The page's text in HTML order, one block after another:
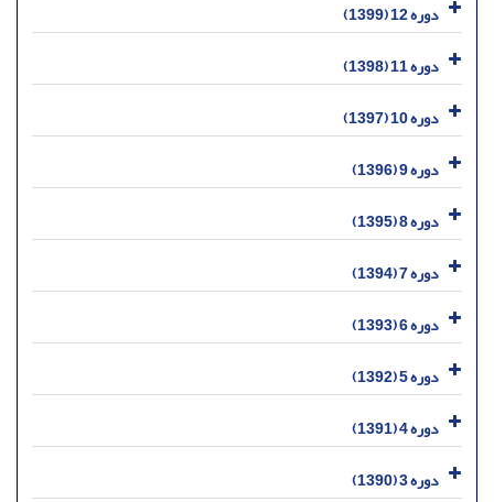
دوره 12 (1399)
دوره 11 (1398)
دوره 10 (1397)
دوره 9 (1396)
دوره 8 (1395)
دوره 7 (1394)
دوره 6 (1393)
دوره 5 (1392)
دوره 4 (1391)
دوره 3 (1390)